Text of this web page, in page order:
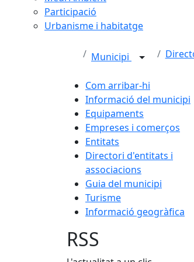
Participació
Urbanisme i habitatge
Municipi
Com arribar-hi
Informació del municipi
Equipaments
Empreses i comerços
Entitats
Directori d'entitats i
associacions
Guia del municipi
Turisme
Informació geogràfica
RSS